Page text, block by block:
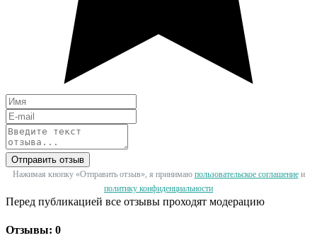
Отправить отзыв
Нажимая кнопку «Отправить отзыв», я принимаю пользовательское соглашениеи
политику конфиденциальности
Перед публикацией все отзывы проходят модерацию
Отзывы: 0